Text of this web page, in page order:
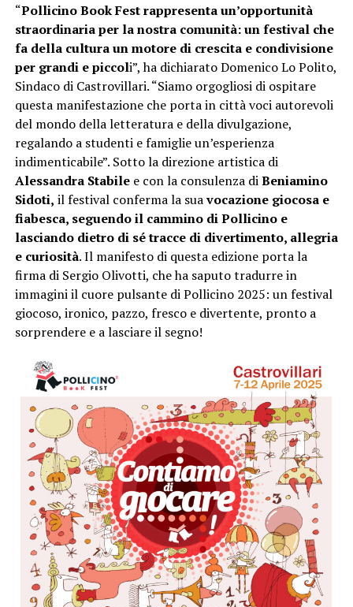
“Pollicino Book Fest rappresenta un’opportunità
straordinaria per la nostra comunità: un festival che
fa della cultura un motore di crescita e condivisione
per grandi e piccoli”, ha dichiarato Domenico Lo Polito,
Sindaco di Castrovillari. “Siamo orgogliosi di ospitare
questa manifestazione che porta in città voci autorevoli
del mondo della letteratura e della divulgazione,
regalando a studenti e famiglie un’esperienza
indimenticabile”. Sotto la direzione artistica di
Alessandra Stabilee con la consulenza diBeniamino
Sidoti, il festival conferma la suavocazione giocosa e
fiabesca, seguendo il cammino di Pollicino e
lasciando dietro di sé tracce di divertimento, allegria
e curiosità. Il manifesto di questa edizione porta la
firma di Sergio Olivotti, che ha saputo tradurre in
immagini il cuore pulsante di Pollicino 2025: un festival
giocoso, ironico, pazzo, fresco e divertente, pronto a
sorprendere e a lasciare il segno!